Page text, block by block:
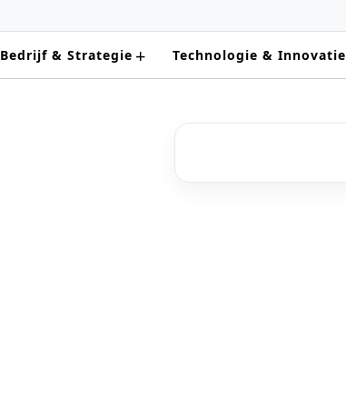
Bedrijf & Strategie + Technologie & Innovatie